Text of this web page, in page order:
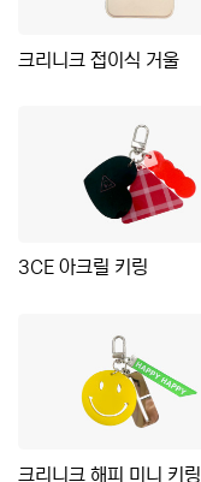
크리니크 접이식 거울
3CE 아크릴 키링
크리니크 해피 미니 키링